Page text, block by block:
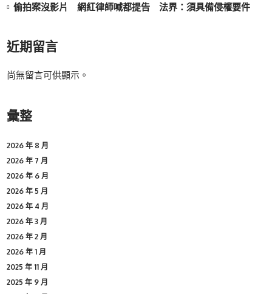
偷拍案沒影片 網紅律師喊都提告 法界：須具備侵權要件
近期留言
尚無留言可供顯示。
彙整
2026 年 8 月
2026 年 7 月
2026 年 6 月
2026 年 5 月
2026 年 4 月
2026 年 3 月
2026 年 2 月
2026 年 1 月
2025 年 11 月
2025 年 9 月